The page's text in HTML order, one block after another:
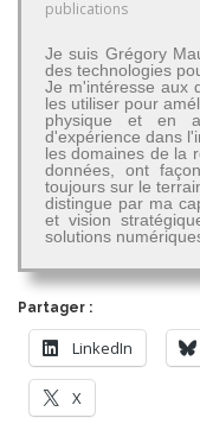
publications
Je suis Grégory
des technologies
Je m'intéresse aux
les utiliser pour
physique et en
d'expérience dans
les domaines de la
données, ont
toujours sur le
distingue par ma
et vision
solutions
Partager :
LinkedIn
X